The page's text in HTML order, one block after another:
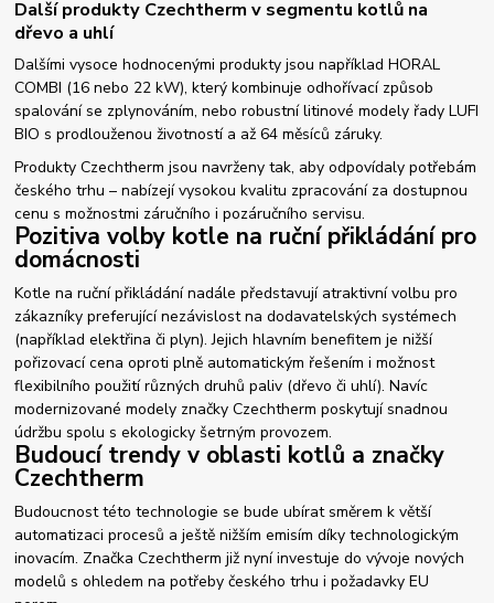
Další produkty Czechtherm v segmentu kotlů na
dřevo a uhlí
Dalšími vysoce hodnocenými produkty jsou například HORAL
COMBI (16 nebo 22 kW), který kombinuje odhořívací způsob
spalování se zplynováním, nebo robustní litinové modely řady LUFI
BIO s prodlouženou životností a až 64 měsíců záruky.
Produkty Czechtherm jsou navrženy tak, aby odpovídaly potřebám
českého trhu – nabízejí vysokou kvalitu zpracování za dostupnou
cenu s možnostmi záručního i pozáručního servisu.
Pozitiva volby kotle na ruční přikládání pro
domácnosti
Kotle na ruční přikládání nadále představují atraktivní volbu pro
zákazníky preferující nezávislost na dodavatelských systémech
(například elektřina či plyn). Jejich hlavním benefitem je nižší
pořizovací cena oproti plně automatickým řešením i možnost
flexibilního použití různých druhů paliv (dřevo či uhlí). Navíc
modernizované modely značky Czechtherm poskytují snadnou
údržbu spolu s ekologicky šetrným provozem.
Budoucí trendy v oblasti kotlů a značky
Czechtherm
Budoucnost této technologie se bude ubírat směrem k větší
automatizaci procesů a ještě nižším emisím díky technologickým
inovacím. Značka Czechtherm již nyní investuje do vývoje nových
modelů s ohledem na potřeby českého trhu i požadavky EU